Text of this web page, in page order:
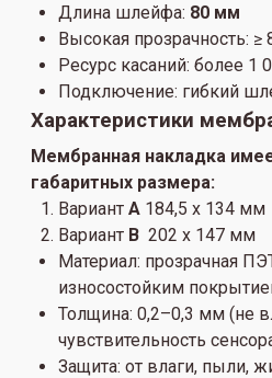
Длина шлейфа: 80 мм
Высокая прозрачность: ≥
Ресурс касаний: более 1
Подключение: гибкий
Характеристики
Мембранная накладка
габаритных размера:
Вариант А 184,5 х 134 мм
Вариант B 202 х 147 мм
Материал: прозрачная
износостойким
Толщина: 0,2–0,3 мм (не
чувствительность
Защита: от влаги, пыли,